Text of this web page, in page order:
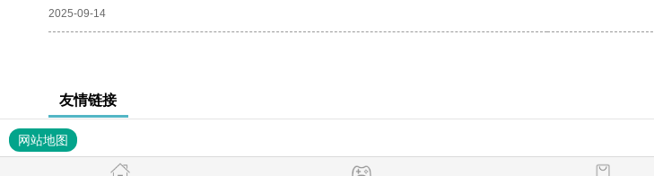
2025-09-14
友情链接
网站地图